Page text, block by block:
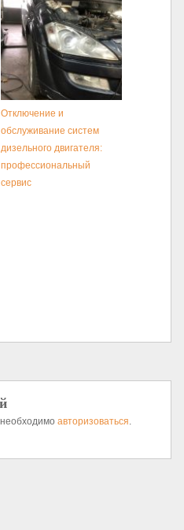
Отключение и
обслуживание систем
дизельного двигателя:
профессиональный
сервис
необходимоавторизоваться.